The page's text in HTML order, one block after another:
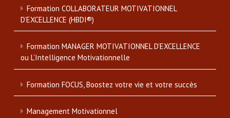
Formation COLLABORATEUR MOTIVATIONNEL
D’EXCELLENCE (HBDI®)
Formation MANAGER MOTIVATIONNEL D’EXCELLENCE
ou L’Intelligence Motivationnelle
Formation FOCUS, Boostez votre vie et votre succès
Management Motivationnel